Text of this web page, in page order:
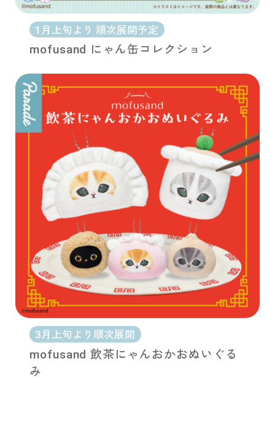
1月上旬より 順次展開予定
mofusand にゃん缶コレクション
3月上旬より順次展開
mofusand 飲茶にゃんおかおぬいぐる
み